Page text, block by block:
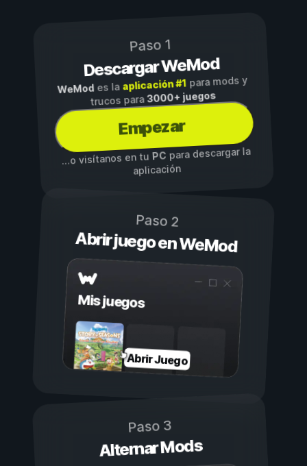
Paso 1
Descargar WeMod
WeMod es la aplicación #1para mods y
trucos para3000+ juegos
Empezar
...o visítanos en tuPCpara descargar la
aplicación
Paso 2
Abrir juego en WeMod
Mis juegos
Abrir Juego
Paso 3
Alternar Mods